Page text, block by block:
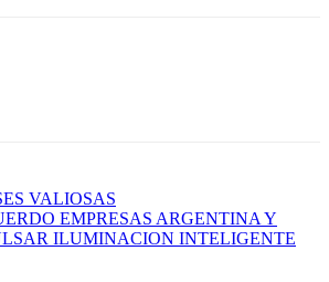
VALIOSAS
EMPRESAS ARGENTINA Y
ILUMINACION INTELIGENTE